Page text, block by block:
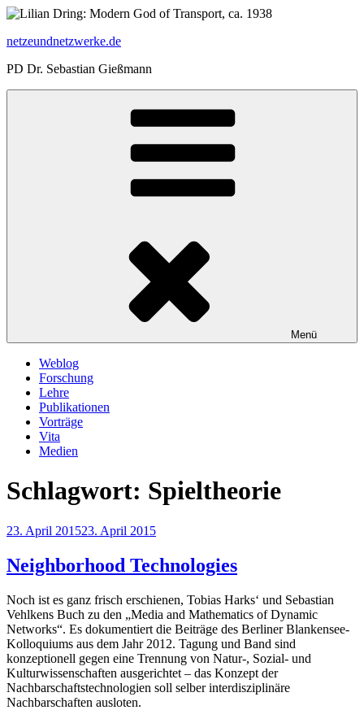
Zum
springen
netzeundnetzwerke.de
PD Dr. Sebastian Gießmann
Menü
Weblog
Forschung
Lehre
Publikationen
Vorträge
Vita
Medien
Schlagwort: Spieltheorie
Veröffentlicht
23. April 201523. April 2015
Neighborhood Technologies
Noch ist es ganz frisch erschienen, Tobias Harks‘ und Sebastian
Vehlkens Buch zu den „Media and Mathematics of Dynamic
Networks“. Es dokumentiert die Beiträge des Berliner Blankensee-
Kolloquiums aus dem Jahr 2012. Tagung und Band sind
konzeptionell gegen eine Trennung von Natur-, Sozial- und
Kulturwissenschaften ausgerichtet – das Konzept der
Nachbarschaftstechnologien soll selber interdisziplinäre
Nachbarschaften ausloten.